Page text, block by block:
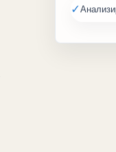
✓